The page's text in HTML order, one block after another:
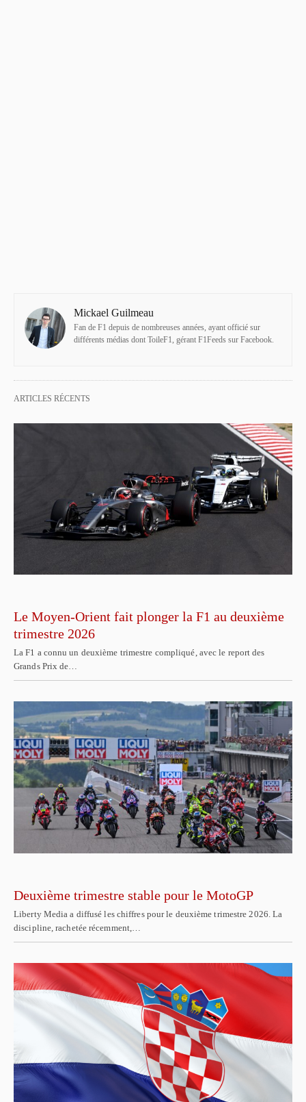
Mickael Guilmeau
Fan de F1 depuis de nombreuses années, ayant officié sur
différents médias dont ToileF1, gérant F1Feeds sur Facebook.
ARTICLES RÉCENTS
Le Moyen-Orient fait plonger la F1 au deuxième
trimestre 2026
La F1 a connu un deuxième trimestre compliqué, avec le report des
Grands Prix de…
Deuxième trimestre stable pour le MotoGP
Liberty Media a diffusé les chiffres pour le deuxième trimestre 2026. La
discipline, rachetée récemment,…